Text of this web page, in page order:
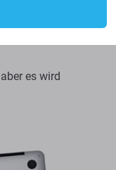
es wird